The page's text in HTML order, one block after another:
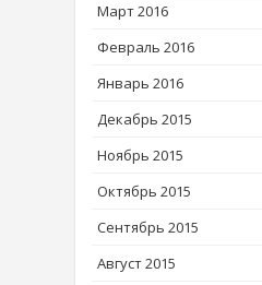
Март 2016
Февраль 2016
Январь 2016
Декабрь 2015
Ноябрь 2015
Октябрь 2015
Сентябрь 2015
Август 2015